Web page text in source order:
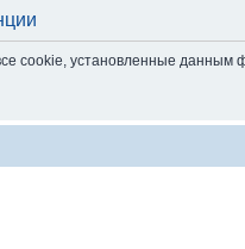
cookie, установленные данным